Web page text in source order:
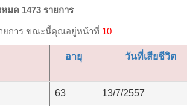
มด 1473 รายการ
ยการ ขณะนี้คุณอยู่หน้าที่ 10
อายุ วันที่เสียชีวิต
63 13/7/2557